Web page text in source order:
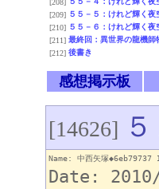
[208]
[209] ５５－５：けれど輝く夜
[210] ５５－６：けれど輝く夜
[211] 最終回：異世界の龍機師
[212] 後書き
感想掲示板
[14626]
Name: 中西矢塚
Date: